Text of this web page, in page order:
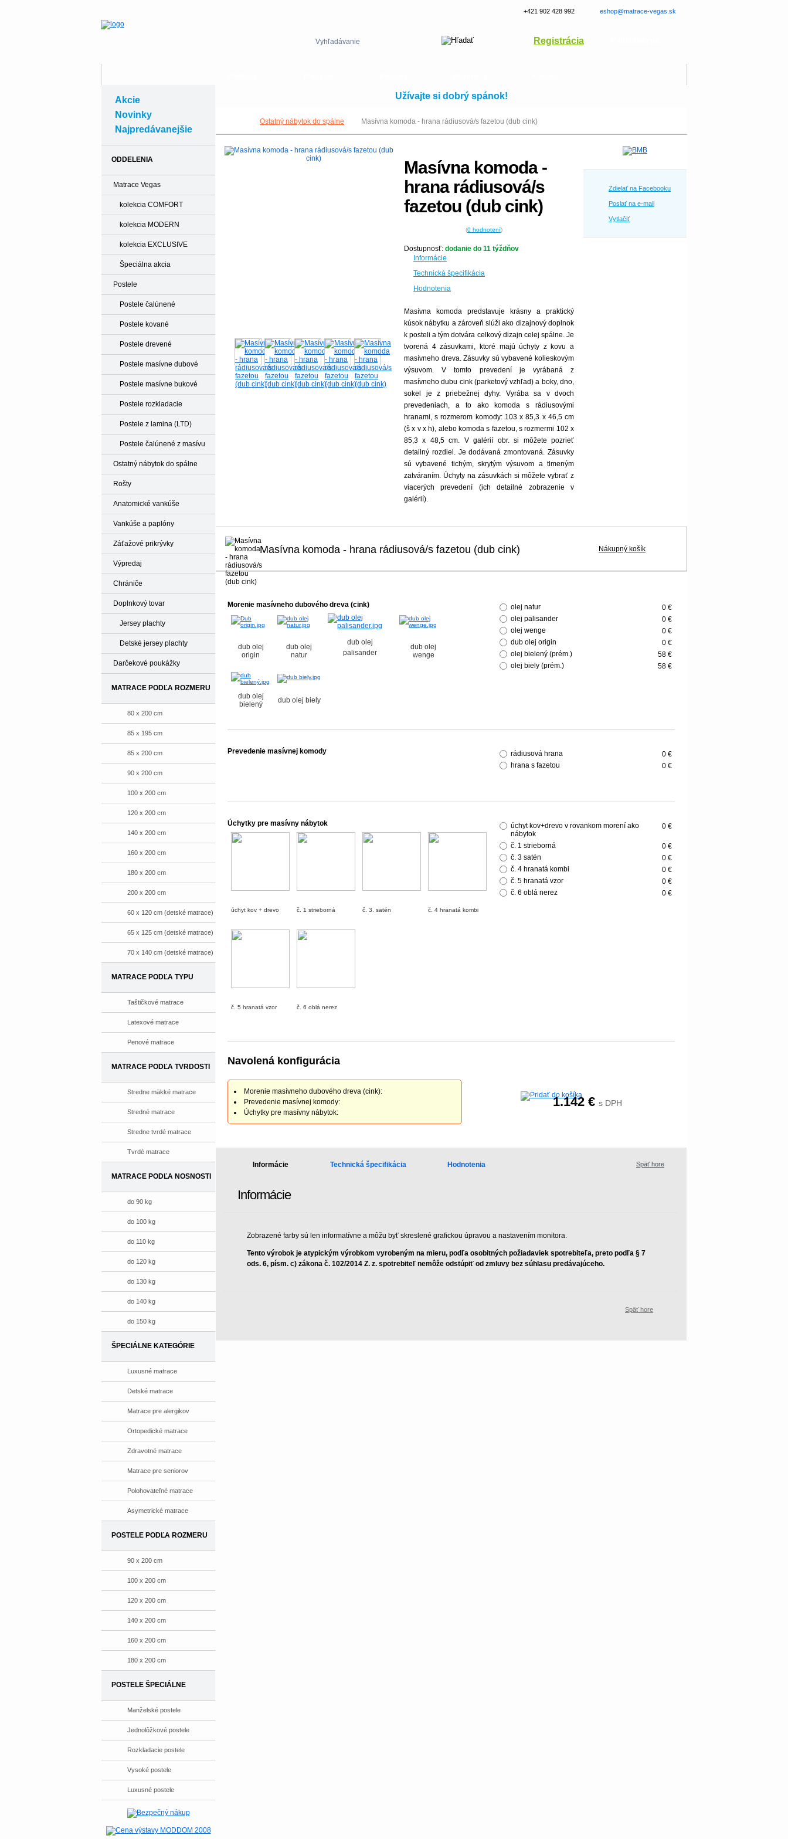
Užívajte si dobrý spánok!
Ostatný nábytok do spálne Masívna komoda - hrana rádiusová/s fazetou (dub cink)
Masívna komoda -
hrana rádiusová/s
fazetou (dub cink)
(0 hodnotení)
Dostupnosť: dodanie do 11 týždňov
Informácie
Technická špecifikácia
Hodnotenia
Masívna komoda predstavuje krásny a praktický
kúsok nábytku a zároveň slúži ako dizajnový doplnok
k posteli a tým dotvára celkový dizajn celej spálne. Je
tvorená 4 zásuvkami, ktoré majú úchyty z kovu a
masívneho dreva. Zásuvky sú vybavené kolieskovým
výsuvom. V tomto prevedení je vyrábaná z
masívneho dubu cink (parketový vzhľad) a boky, dno,
sokel je z priebežnej dyhy. Vyrába sa v dvoch
prevedeniach, a to ako komoda s rádiusovými
hranami,s rozmerom komody: 103 x 85,3 x 46,5 cm
(š x v x h), alebo komoda s fazetou, s rozmermi 102 x
85,3 x 48,5 cm. V galérií obr. si môžete pozrieť
detailný rozdiel. Je dodávaná zmontovaná. Zásuvky
sú vybavené tichým, skrytým výsuvom a tlmeným
zatváraním. Úchyty na zásuvkách si môžete vybrať z
viacerých prevedení (ich detailné zobrazenie v
galérií).
Zdielať na Facebooku
Poslať na e-mail
Vytlačiť
Masívna komoda - hrana rádiusová/s fazetou (dub cink) Nákupný košík
Morenie masívneho dubového dreva (cink)
dub olej
origin
dub olej
natur
dub olej
palisander
dub olej
wenge
dub olej
bielený
dub olej biely
olej natur
0 €
olej palisander
0 €
olej wenge
0 €
dub olej origin
0 €
olej bielený (prém.)
58 €
olej biely (prém.)
58 €
Prevedenie masívnej komody rádiusová hrana
0 €
hrana s fazetou
0 €
Úchytky pre masívny nábytok
úchyt kov + drevo č. 1 strieborná č. 3. satén č. 4 hranatá kombi
č. 5 hranatá vzor č. 6 oblá nerez
úchyt kov+drevo v rovankom morení ako
nábytok
0 €
č. 1 strieborná
0 €
č. 3 satén
0 €
č. 4 hranatá kombi
0 €
č. 5 hranatá vzor
0 €
č. 6 oblá nerez
0 €
Navolená konfigurácia
Morenie masívneho dubového dreva (cink):
Prevedenie masívnej komody:
Úchytky pre masívny nábytok:
1.142 € s DPH
Informácie Technická špecifikácia Hodnotenia Späť hore
Informácie
Zobrazené farby sú len informatívne a môžu byť skreslené grafickou úpravou a nastavením monitora.
Tento výrobok je atypickým výrobkom vyrobeným na mieru, podľa osobitných požiadaviek spotrebiteľa, preto podľa § 7
ods. 6, písm. c) zákona č. 102/2014 Z. z. spotrebiteľ nemôže odstúpiť od zmluvy bez súhlasu predávajúceho.
Späť hore
Akcie
Novinky
Najpredávanejšie
ODDELENIA
Matrace Vegas
kolekcia COMFORT
kolekcia MODERN
kolekcia EXCLUSIVE
Špeciálna akcia
Postele
Postele čalúnené
Postele kované
Postele drevené
Postele masívne dubové
Postele masívne bukové
Postele rozkladacie
Postele z lamina (LTD)
Postele čalúnené z masívu
Ostatný nábytok do spálne
Rošty
Anatomické vankúše
Vankúše a paplóny
Záťažové prikrývky
Výpredaj
Chrániče
Doplnkový tovar
Jersey plachty
Detské jersey plachty
Darčekové poukážky
MATRACE PODĽA ROZMERU
80 x 200 cm
85 x 195 cm
85 x 200 cm
90 x 200 cm
100 x 200 cm
120 x 200 cm
140 x 200 cm
160 x 200 cm
180 x 200 cm
200 x 200 cm
60 x 120 cm (detské matrace)
65 x 125 cm (detské matrace)
70 x 140 cm (detské matrace)
MATRACE PODĽA TYPU
Taštičkové matrace
Latexové matrace
Penové matrace
MATRACE PODĽA TVRDOSTI
Stredne mäkké matrace
Stredné matrace
Stredne tvrdé matrace
Tvrdé matrace
MATRACE PODĽA NOSNOSTI
do 90 kg
do 100 kg
do 110 kg
do 120 kg
do 130 kg
do 140 kg
do 150 kg
ŠPECIÁLNE KATEGÓRIE
Luxusné matrace
Detské matrace
Matrace pre alergikov
Ortopedické matrace
Zdravotné matrace
Matrace pre seniorov
Polohovateľné matrace
Asymetrické matrace
POSTELE PODĽA ROZMERU
90 x 200 cm
100 x 200 cm
120 x 200 cm
140 x 200 cm
160 x 200 cm
180 x 200 cm
POSTELE ŠPECIÁLNE
Manželské postele
Jednolôžkové postele
Rozkladacie postele
Vysoké postele
Luxusné postele
+421 902 428 992 eshop@matrace-vegas.sk
Vyhľadávanie Registrácia